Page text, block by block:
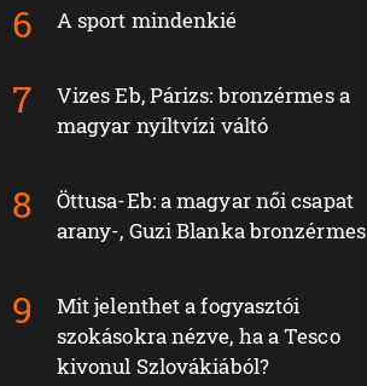
A sport mindenkié
Vizes Eb, Párizs: bronzérmes a
magyar nyíltvízi váltó
Öttusa-Eb: a magyar női csapat
arany-, Guzi Blanka bronzérmes
Mit jelenthet a fogyasztói
szokásokra nézve, ha a Tesco
kivonul Szlovákiából?